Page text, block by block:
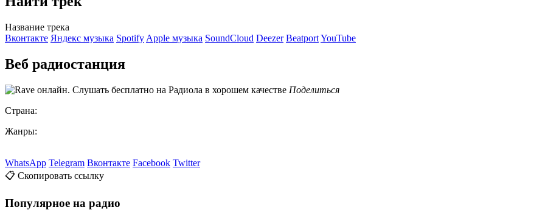
Название трека
Вконтакте Яндекс музыка Spotify Apple музыка SoundCloud Deezer BeatportYouTube
Веб радиостанция
Поделиться
Страна:
Жанры:
WhatsApp Telegram Вконтакте Facebook Twitter
📋 Скопировать ссылку
Популярное на радио